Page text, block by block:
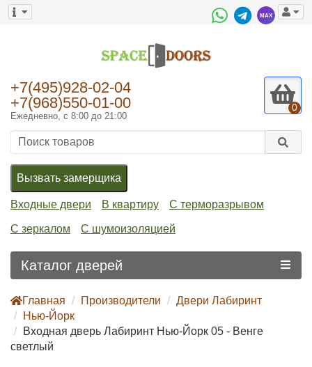
+7(495)928-02-04
+7(968)550-01-00
Ежедневно, с 8:00 до 21:00
0
Вызвать замерщика
Входные двери В квартиру С терморазрывом
С зеркалом С шумоизоляцией
Каталог дверей
Главная Производители
Двери Лабиринт
Нью-Йорк
Входная дверь Лабиринт Нью-Йорк 05 - Венге
светлый